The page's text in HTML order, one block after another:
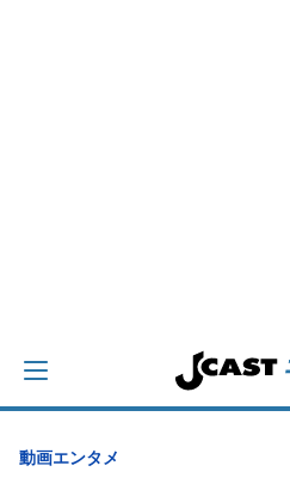
動画エンタメ